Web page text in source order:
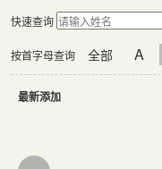
快速查询
按首字母查询 全部 A
最新添加